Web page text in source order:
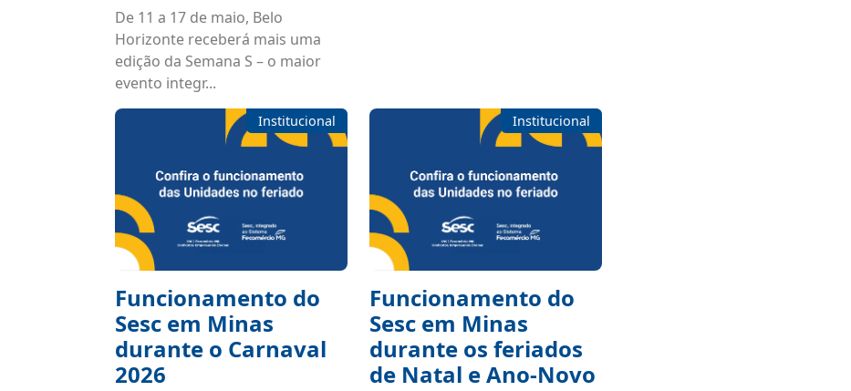
De 11 a 17 de maio, Belo
Horizonte receberá mais uma
edição da Semana S – o maior
evento integr...
Institucional
Funcionamento do
Sesc em Minas
durante o Carnaval
2026
Institucional
Funcionamento do
Sesc em Minas
durante os feriados
de Natal e Ano-Novo